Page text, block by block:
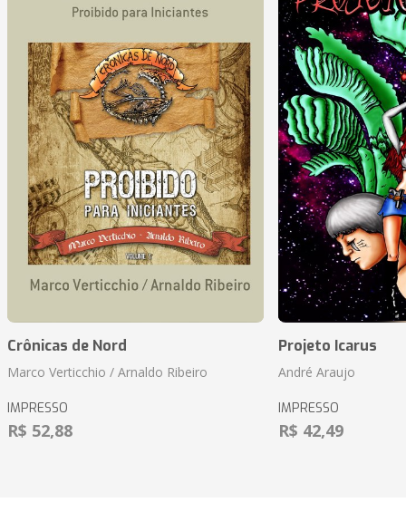
Crônicas de Nord
Marco Verticchio / Arnaldo Ribeiro
IMPRESSO
R$ 52,88
Projeto Icarus
André Araujo
IMPRESSO
R$ 42,49